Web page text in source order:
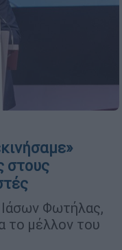
στους
Φωτήλας,
το μέλλον του